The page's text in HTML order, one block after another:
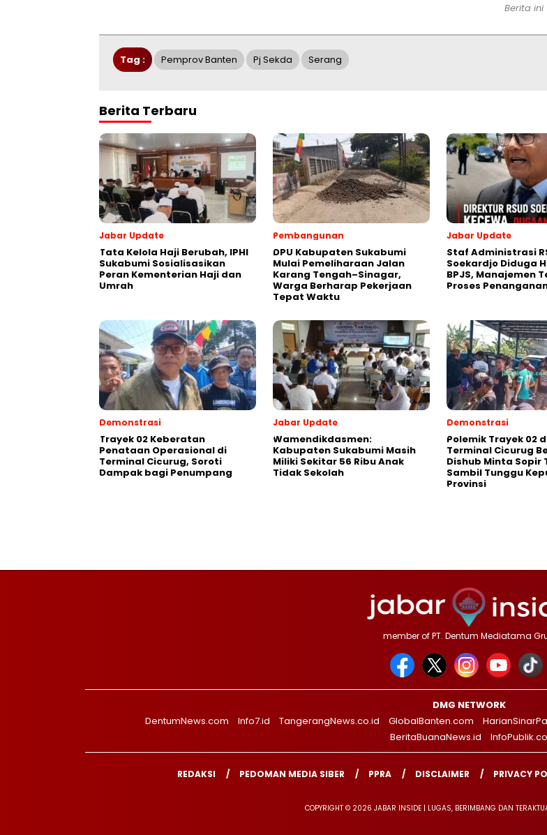
Berita ini
Tag : Pemprov Banten Pj Sekda Serang
Berita Terbaru
Jabar Update
Tata Kelola Haji Berubah, IPHI
Sukabumi Sosialisasikan
Peran Kementerian Haji dan
Umrah
Pembangunan
‎DPU Kabupaten Sukabumi
Mulai Pemeliharaan Jalan
Karang Tengah–Sinagar,
Warga Berharap Pekerjaan
Tepat Waktu
Jabar Update
Staf Administrasi
Soekardjo Diduga
BPJS, Manajemen
Proses
Demonstrasi
‎Trayek 02 Keberatan
Penataan Operasional di
Terminal Cicurug, Soroti
Dampak bagi Penumpang
Jabar Update
Wamendikdasmen:
Kabupaten Sukabumi Masih
Miliki Sekitar 56 Ribu Anak
Tidak Sekolah
Demonstrasi
Polemik Trayek 02
Terminal Cicurug
Dishub Minta Sopir
Sambil Tunggu
Provinsi
member of PT. Dentum Mediatama
DMG NETWORK
DentumNews.com
Info7.id TangerangNews.co.id GlobalBanten.com
BeritaBuanaNews.id
InfoPublik.co
REDAKSI PEDOMAN MEDIA SIBER PPRA DISCLAIMER PRIVACY
COPYRIGHT © 2026 JABAR INSIDE | LUGAS, BERIMBANG DAN